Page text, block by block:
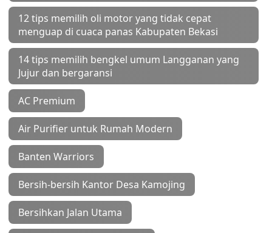
12 tips memilih oli motor yang tidak cepat
menguap di cuaca panas Kabupaten Bekasi
14 tips memilih bengkel umum Langganan yang
Jujur dan bergaransi
AC Premium
Air Purifier untuk Rumah Modern
Banten Warriors
Bersih-bersih Kantor Desa Kamojing
Bersihkan Jalan Utama